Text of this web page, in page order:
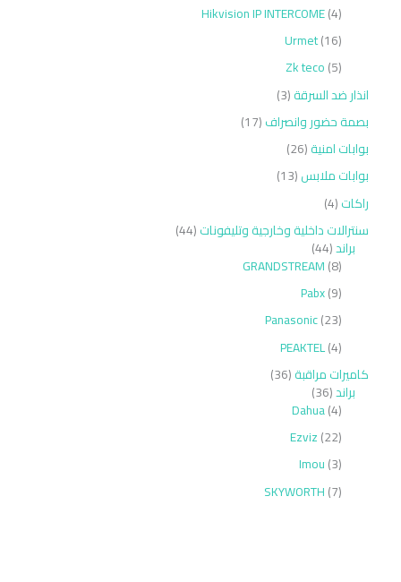
Hikvision IP INTERCOME 4
Urmet 16
Zk teco 5
انذار ضد السرقة 3
بصمة حضور وانصراف 17
بوابات امنية 26
بوابات ملابس 13
راكات 4
سنترالات داخلية وخارجية وتليفونات 44
براند 44
GRANDSTREAM 8
Pabx 9
Panasonic 23
PEAKTEL 4
كاميرات مراقبة 36
براند 36
Dahua 4
Ezviz 22
Imou 3
SKYWORTH 7